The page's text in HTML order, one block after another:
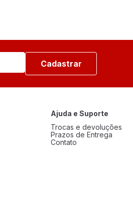
Cadastrar
Ajuda e Suporte
Trocas e devoluções
Prazos de Entrega
Contato